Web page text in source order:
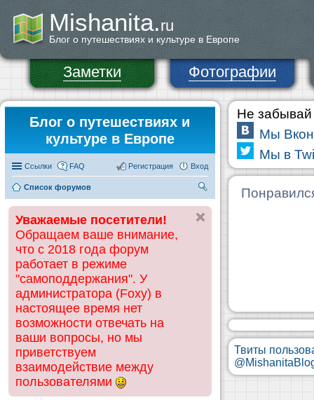
Mishanita.ru
Блог о путешествиях и культуре в Европе
Заметки Фотографии
Блог о путешествиях и
культуре в Европе
Ссылки FAQ Вход
Регистрация
Список форумов
ск
Уважаемые посетители!
Обращаем ваше внимание,
что с 2018 года форум
работает в режиме
"самоподдержания". У
администратора (Foxy) в
настоящее время нет
возможности отвечать на
ваши вопросы, но мы
приветствуем
взаимодействие между
пользователями
Не забывай
Мы
Мы в
Твиты